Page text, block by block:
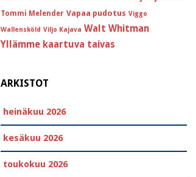
Tommi Melender Vapaa pudotus Viggo
Wallensköld Viljo Kajava Walt Whitman
Yllämme kaartuva taivas
ARKISTOT
heinäkuu 2026
kesäkuu 2026
toukokuu 2026